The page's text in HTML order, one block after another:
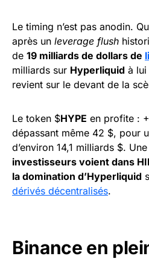
Le timing n’est pas anodin.
après un leverage flush
de 19 milliards de dollars de
milliards sur Hyperliquid à
revient sur le devant de la
Le token $HYPE en profite :
dépassant même 42 $, pour
d’environ 14,1 milliards $.
investisseurs voient dans
la domination d’Hyperliquid
dérivés décentralisés.
Binance en